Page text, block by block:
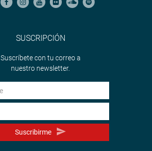
SUSCRIPCIÓN
Suscríbete con tu correo a
nuestro newsletter.
Suscribirme